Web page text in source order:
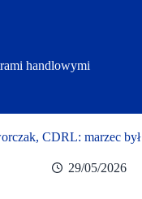
handlowymi
CDRL: marzec
29/05/2026